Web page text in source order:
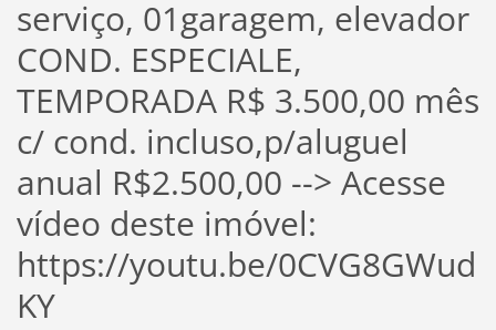
serviço, 01garagem, elevador
COND. ESPECIALE,
TEMPORADA R$ 3.500,00 mês
c/ cond. incluso,p/aluguel
anual R$2.500,00 --> Acesse
vídeo deste imóvel:
https://youtu.be/0CVG8GWud
KY